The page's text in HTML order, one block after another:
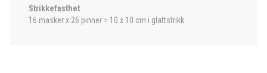
Strikkefasthet
16 masker x 26 pinner = 10 x 10 cm i glattstrikk